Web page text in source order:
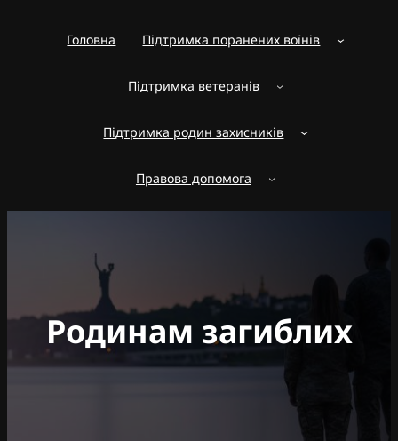
Головна Підтримка поранених воїнів
Підтримка ветеранів
Підтримка родин захисників
Правова допомога
Родинам загиблих